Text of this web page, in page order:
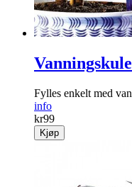
Fylles enkelt med
info
kr99
Kjøp